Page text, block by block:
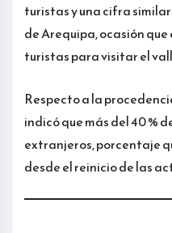
turistas y una cifra
de Arequipa, ocasión
turistas para visitar el
Respecto a la
indicó que más del 40 %
extranjeros, porcentaje
desde el reinicio de las